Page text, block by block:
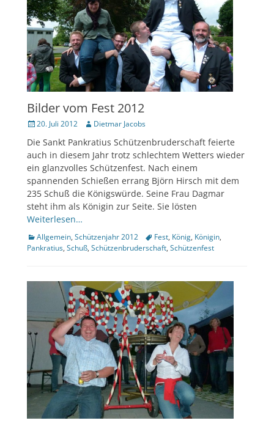
Bilder vom Fest 2012
Veröffentlicht
20. Juli 2012 Author
Dietmar Jacobs
Die Sankt Pankratius Schützenbruderschaft feierte
auch in diesem Jahr trotz schlechtem Wetters wieder
ein glanzvolles Schützenfest. Nach einem
spannenden Schießen errang Björn Hirsch mit dem
235 Schuß die Königswürde. Seine Frau Dagmar
steht ihm als Königin zur Seite. Sie lösten
Weiterlesen…
Kategorien
Allgemein, Schützenjahr 2012 TagsFest, König, Königin,
Pankratius, Schuß, Schützenbruderschaft, Schützenfest